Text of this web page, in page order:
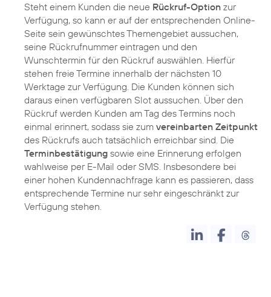
Steht einem Kunden die neue Rückruf-Option zur
Verfügung, so kann er auf der entsprechenden Online-
Seite sein gewünschtes Themengebiet aussuchen,
seine Rückrufnummer eintragen und den
Wunschtermin für den Rückruf auswählen. Hierfür
stehen freie Termine innerhalb der nächsten 10
Werktage zur Verfügung. Die Kunden können sich
daraus einen verfügbaren Slot aussuchen. Über den
Rückruf werden Kunden am Tag des Termins noch
einmal erinnert, sodass sie zum vereinbarten Zeitpunkt
des Rückrufs auch tatsächlich erreichbar sind. Die
Terminbestätigung sowie eine Erinnerung erfolgen
wahlweise per E-Mail oder SMS. Insbesondere bei
einer hohen Kundennachfrage kann es passieren, dass
entsprechende Termine nur sehr eingeschränkt zur
Verfügung stehen.